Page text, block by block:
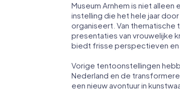
Museum Arnhem is niet
instelling die het hele jaar
organiseert. Van
presentaties van vrouwelijke
biedt frisse perspectieven en
Vorige tentoonstellingen
Nederland en de
een nieuw avontuur in